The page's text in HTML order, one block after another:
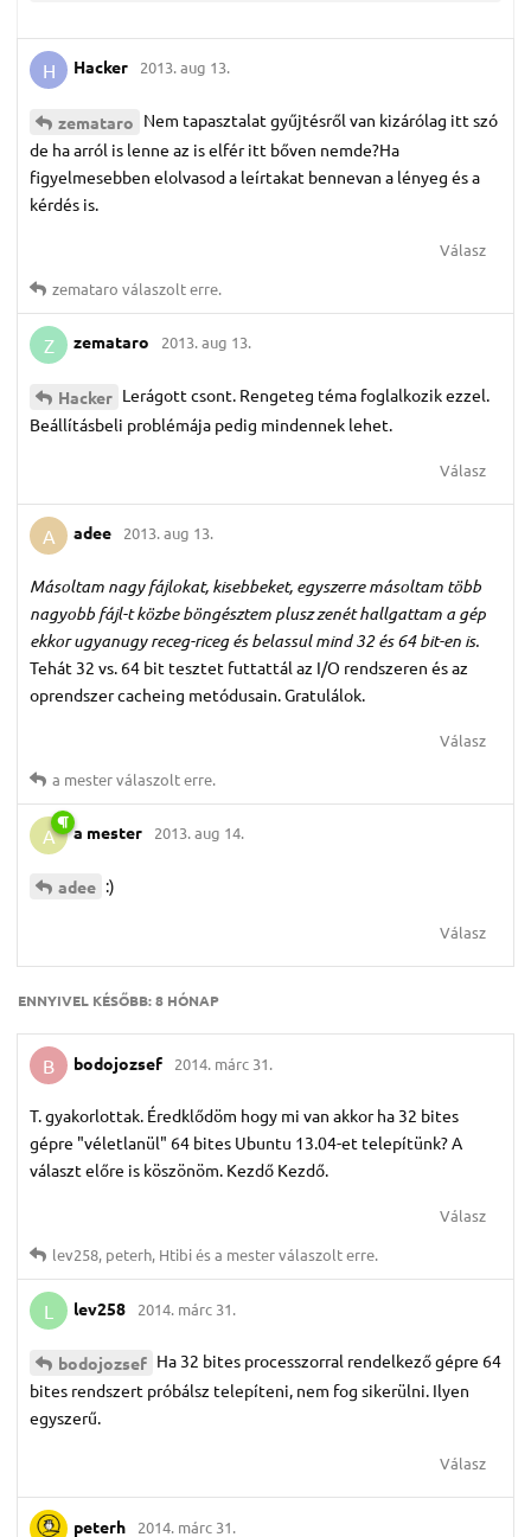
H Hacker 2013. aug 13.
zemataro Nem tapasztalat gyűjtésről van kizárólag itt szó
de ha arról is lenne az is elfér itt bőven nemde?Ha
figyelmesebben elolvasod a leírtakat bennevan a lényeg és a
kérdés is.
Válasz
zemataro válaszolt erre.
Z zemataro 2013. aug 13.
Hacker Lerágott csont. Rengeteg téma foglalkozik ezzel.
Beállításbeli problémája pedig mindennek lehet.
Válasz
A adee 2013. aug 13.
Másoltam nagy fájlokat, kisebbeket, egyszerre másoltam több
nagyobb fájl-t közbe böngésztem plusz zenét hallgattam a gép
ekkor ugyanugy receg-riceg és belassul mind 32 és 64 bit-en is.
Tehát 32 vs. 64 bit tesztet futtattál az I/O rendszeren és az
oprendszer cacheing metódusain. Gratulálok.
Válasz
a mesterválaszolt erre.
A a mester 2013. aug 14.
adee :)
Válasz
ENNYIVEL KÉSŐBB:8 HÓNAP
B bodojozsef 2014. márc 31.
T. gyakorlottak. Éredklődöm hogy mi van akkor ha 32 bites
gépre "véletlanül" 64 bites Ubuntu 13.04-et telepítünk? A
választ előre is köszönöm. Kezdő Kezdő.
Válasz
lev258, peterh, Htibiésa mesterválaszolt erre.
L lev258 2014. márc 31.
bodojozsef Ha 32 bites processzorral rendelkező gépre 64
bites rendszert próbálsz telepíteni, nem fog sikerülni. Ilyen
egyszerű.
Válasz
peterh 2014. márc 31.